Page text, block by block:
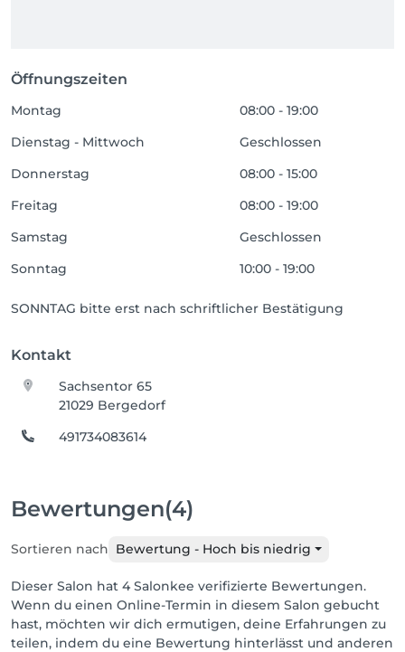
Öffnungszeiten
Montag
08:00 - 19:00
Dienstag - Mittwoch
Geschlossen
Donnerstag
08:00 - 15:00
Freitag
08:00 - 19:00
Samstag
Geschlossen
Sonntag
10:00 - 19:00
SONNTAG bitte erst nach schriftlicher Bestätigung
Kontakt
Sachsentor 65
21029 Bergedorf
491734083614
Bewertungen(4)
Sortieren nach Bewertung - Hoch bis niedrig
Dieser Salon hat 4 Salonkee verifizierte Bewertungen.
Wenn du einen Online-Termin in diesem Salon gebucht
hast, möchten wir dich ermutigen, deine Erfahrungen zu
teilen, indem du eine Bewertung hinterlässt und anderen